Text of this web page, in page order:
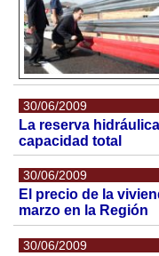
30/06/2009
La reserva
capacidad total
30/06/2009
El precio de la
marzo en la Región
30/06/2009